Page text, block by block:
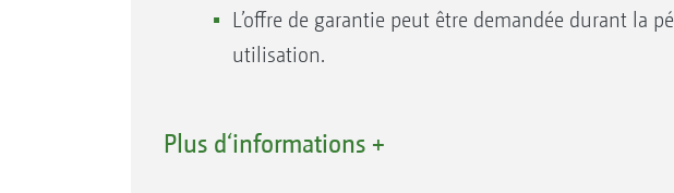
notre
L’offre de garantie peut être demandée durant la
utilisation.
Plus d‘informations +